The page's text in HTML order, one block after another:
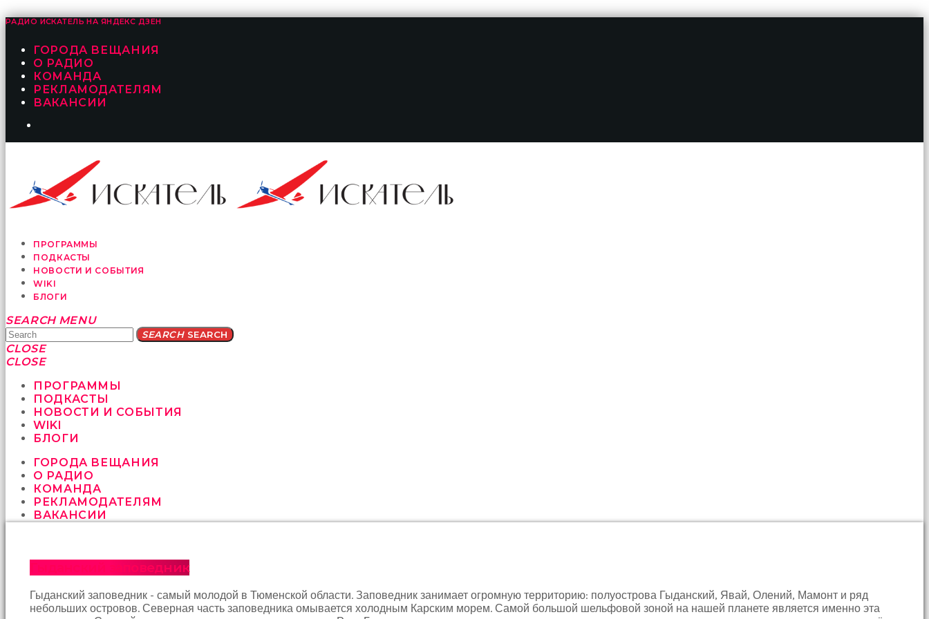
РАДИО ИСКАТЕЛЬ НА ЯНДЕКС ДЗЕН
ГОРОДА ВЕЩАНИЯ
О РАДИО
КОМАНДА
РЕКЛАМОДАТЕЛЯМ
ВАКАНСИИ
ПРОГРАММЫ
ПОДКАСТЫ
НОВОСТИ И СОБЫТИЯ
WIKI
БЛОГИ
Yatağa
bile
geçmeye
fırsat
sikici
kocalar
güzel
karıları
öttürüyor
sex
hikayeleri
en
yüzüne
altyazılı
porno
SEARCH MENU
SEARCHSEARCH
CLOSE
CLOSE
ПРОГРАММЫ
ПОДКАСТЫ
НОВОСТИ И СОБЫТИЯ
WIKI
БЛОГИ
ГОРОДА ВЕЩАНИЯ
О РАДИО
КОМАНДА
РЕКЛАМОДАТЕЛЯМ
ВАКАНСИИ
Гыданский заповедник
Гыданский заповедник - самый молодой в Тюменской области. Заповедник занимает огромную территорию: полуострова Гыданский, Явай, Олений, Мамонт и ряд
небольших островов. Северная часть заповедника омывается холодным Карским морем. Самой большой шельфовой зоной на нашей планете является именно эта